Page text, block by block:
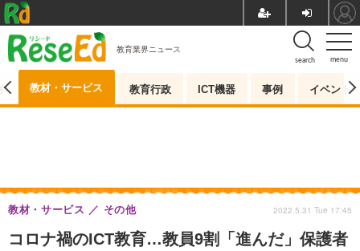
menu
search
教育業界ニュース
教材・サービス 教育行政 ICT機器 事例 イベント
コロナ禍のICT教育…教員9割「進んだ」保護者
教材・サービス その他 2022.5.31 Tue 17:45